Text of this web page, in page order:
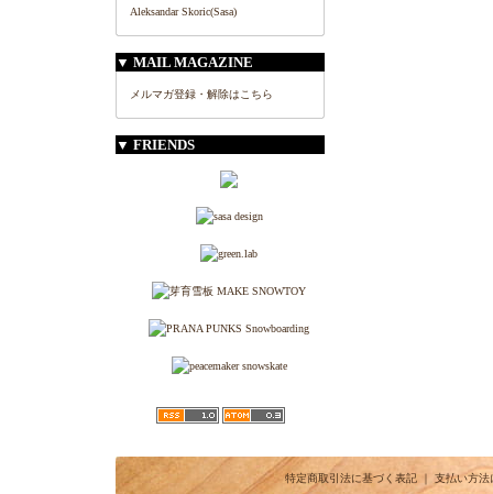
Aleksandar Skoric(Sasa)
▼ MAIL MAGAZINE
メルマガ登録・解除はこちら
▼ FRIENDS
特定商取引法に基づく表記｜ 支払い方法